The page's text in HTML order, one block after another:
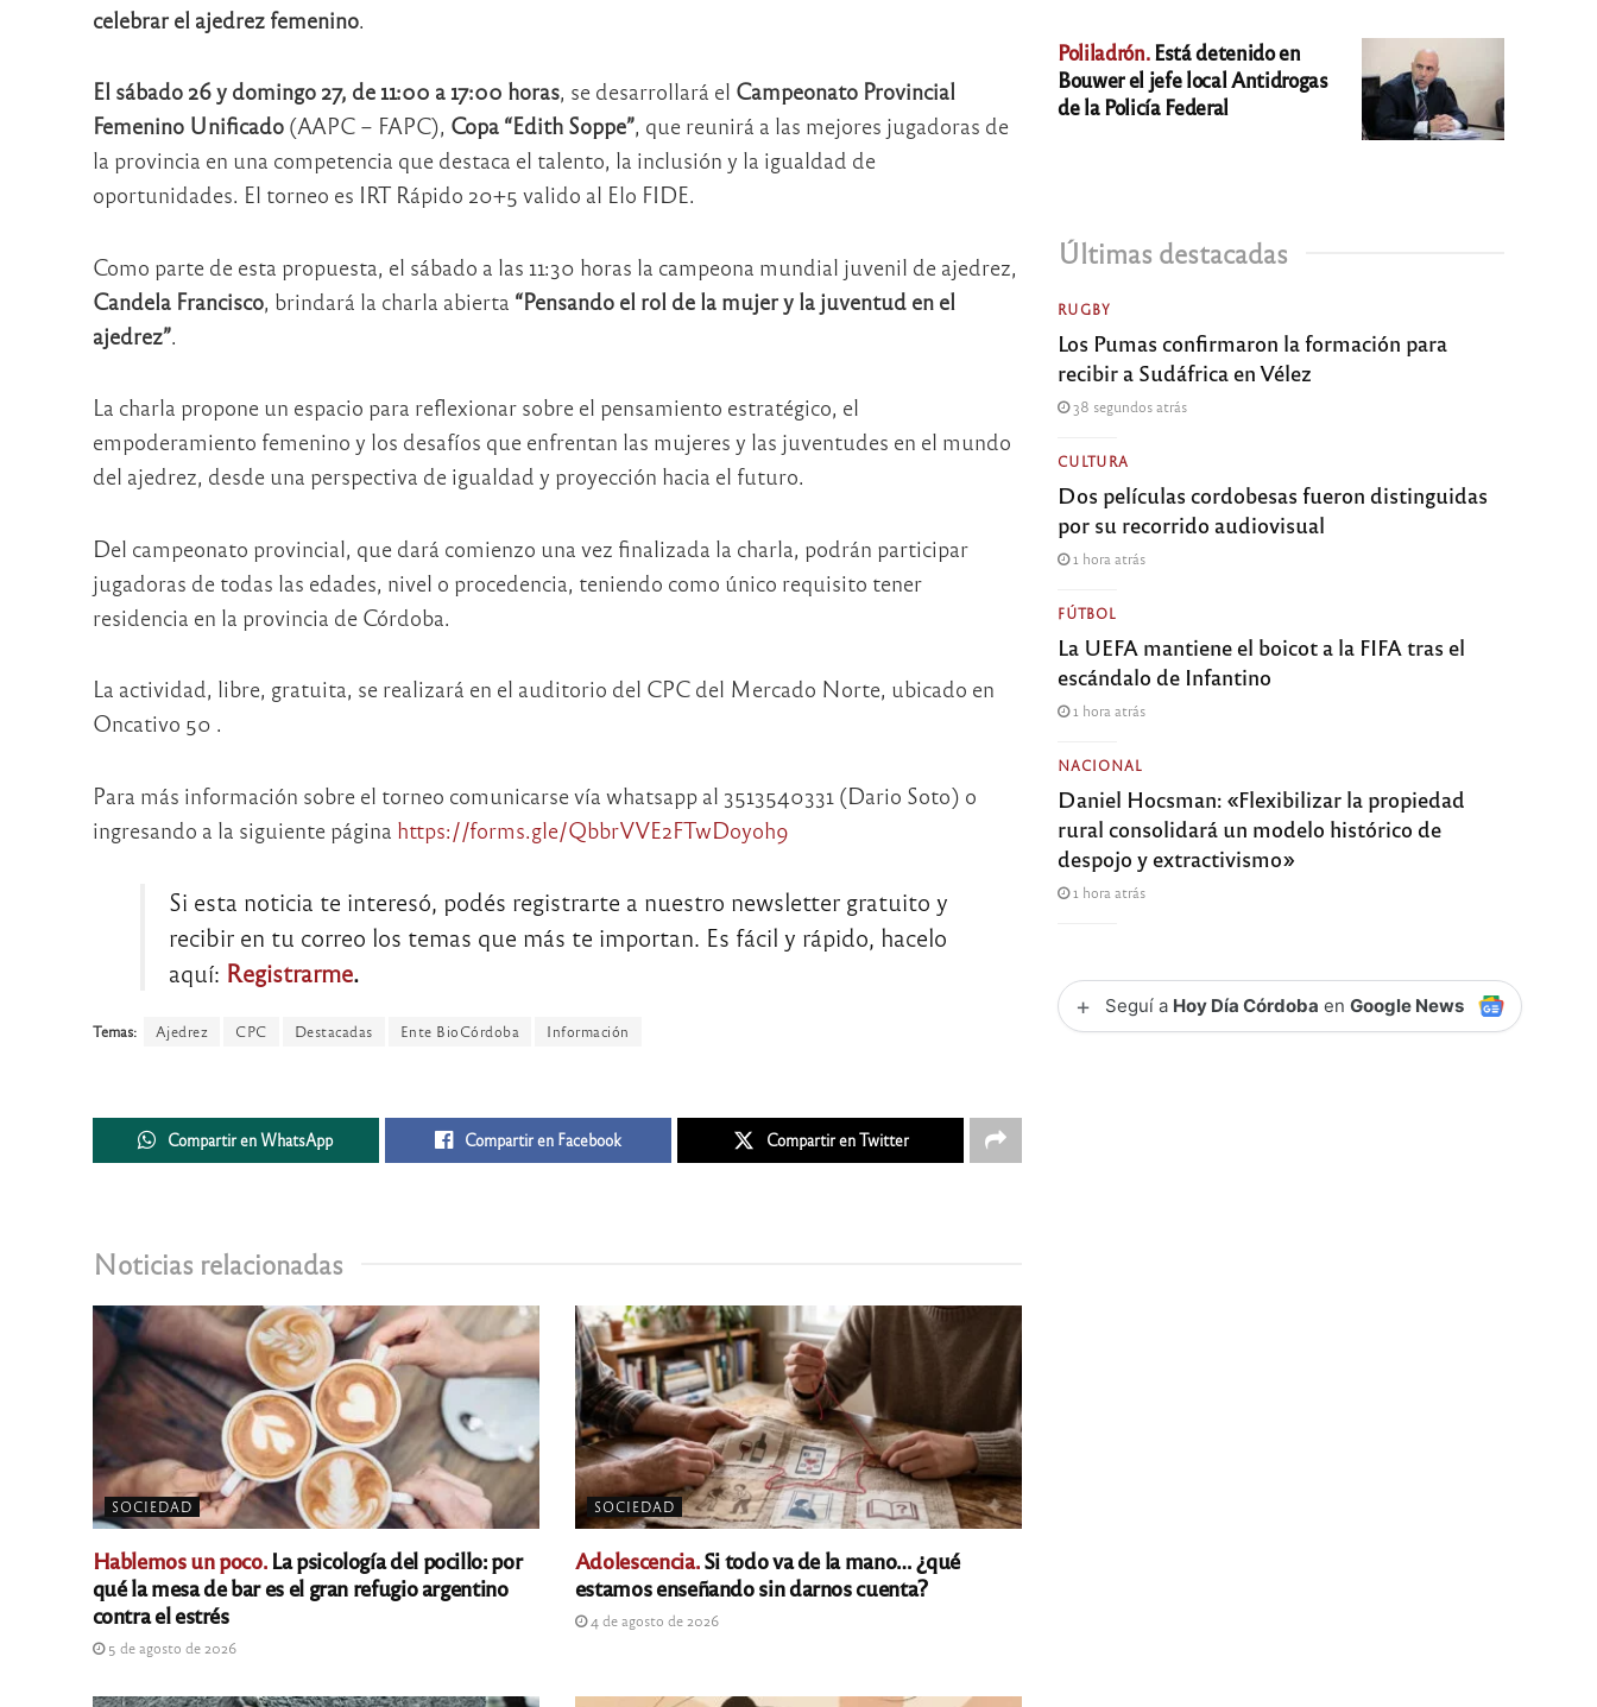
celebrar el ajedrez femenino.
El sábado 26 y domingo 27, de 11:00 a 17:00 horas, se desarrollará el Campeonato Provincial
Femenino Unificado(AAPC – FAPC), Copa “Edith Soppe”, que reunirá a las mejores jugadoras de
la provincia en una competencia que destaca el talento, la inclusión y la igualdad de
oportunidades. El torneo es IRT Rápido 20+5 valido al Elo FIDE.
Como parte de esta propuesta, el sábado a las 11:30 horas la campeona mundial juvenil de ajedrez,
Candela Francisco, brindará la charla abierta “Pensando el rol de la mujer y la juventud en el
ajedrez”.
La charla propone un espacio para reflexionar sobre el pensamiento estratégico, el
empoderamiento femenino y los desafíos que enfrentan las mujeres y las juventudes en el mundo
del ajedrez, desde una perspectiva de igualdad y proyección hacia el futuro.
Del campeonato provincial, que dará comienzo una vez finalizada la charla, podrán participar
jugadoras de todas las edades, nivel o procedencia, teniendo como único requisito tener
residencia en la provincia de Córdoba.
La actividad, libre, gratuita, se realizará en el auditorio del CPC del Mercado Norte, ubicado en
Oncativo 50 .
Para más información sobre el torneo comunicarse vía whatsapp al 3513540331 (Dario Soto) o
ingresando a la siguiente página https://forms.gle/QbbrVVE2FTwDoyoh9
Si esta noticia te interesó, podés registrarte a nuestro newsletter gratuito y
recibir en tu correo los temas que más te importan. Es fácil y rápido, hacelo
aquí: Registrarme.
Temas: Ajedrez CPC Destacadas Ente BioCórdoba Información
Compartir en WhatsApp Compartir en Facebook Compartir en Twitter
Noticias relacionadas
SOCIEDAD
Hablemos un poco.La psicología del pocillo: por
qué la mesa de bar es el gran refugio argentino
contra el estrés
5 de agosto de 2026
SOCIEDAD
Adolescencia.Si todo va de la mano… ¿qué
estamos enseñando sin darnos cuenta?
4 de agosto de 2026
Poliladrón.Está detenido en
Bouwer el jefe local Antidrogas
de la Policía Federal
Últimas destacadas
RUGBY
Los Pumas confirmaron la formación para
recibir a Sudáfrica en Vélez
38 segundos atrás
CULTURA
Dos películas cordobesas fueron distinguidas
por su recorrido audiovisual
1 hora atrás
FÚTBOL
La UEFA mantiene el boicot a la FIFA tras el
escándalo de Infantino
1 hora atrás
NACIONAL
Daniel Hocsman: «Flexibilizar la propiedad
rural consolidará un modelo histórico de
despojo y extractivismo»
1 hora atrás
+ Seguí a Hoy Día Córdoba enGoogle News